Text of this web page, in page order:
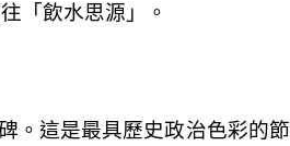
「飲水思源」。
。這是最具歷史政治色彩的節